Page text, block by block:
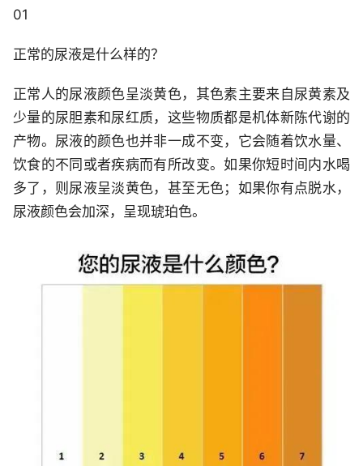
01
正常的尿液是什么样的？
正常人的尿液颜色呈淡黄色，其色素主要来自尿黄素及
少量的尿胆素和尿红质，这些物质都是机体新陈代谢的
产物。尿液的颜色也并非一成不变，它会随着饮水量、
饮食的不同或者疾病而有所改变。如果你短时间内水喝
多了，则尿液呈淡黄色，甚至无色；如果你有点脱水，
尿液颜色会加深，呈现琥珀色。